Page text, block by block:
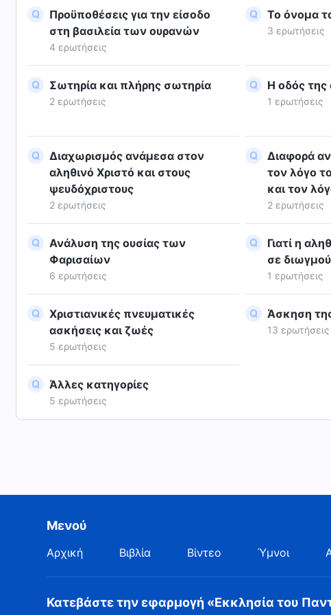
Προϋποθέσεις για την είσοδο
στη βασιλεία των ουρανών
4 ερωτήσεις
Το όνομα
3 ερωτήσεις
Σωτηρία και πλήρης σωτηρία
2 ερωτήσεις
Η οδός της
1 ερωτήσεις
Διαχωρισμός ανάμεσα στον
αληθινό Χριστό και στους
ψευδόχριστους
2 ερωτήσεις
Διαφορά
τον λόγο
και τον
2 ερωτήσεις
Ανάλυση της ουσίας των
Φαρισαίων
6 ερωτήσεις
Γιατί η
σε
1 ερωτήσεις
Χριστιανικές πνευματικές
ασκήσεις και ζωές
5 ερωτήσεις
Άσκηση
13 ερωτήσεις
Άλλες κατηγορίες
5 ερωτήσεις
Μενού
Αρχική Βιβλία Βίντεο Ύμνοι
Κατεβάστε την εφαρμογή «Εκκλησία του